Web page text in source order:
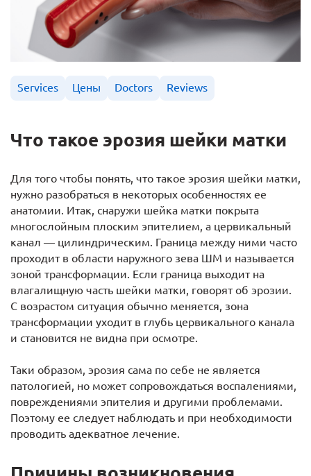
Services Цены Doctors Reviews
Что такое эрозия шейки матки
Для того чтобы понять, что такое эрозия шейки матки,
нужно разобраться в некоторых особенностях ее
анатомии. Итак, снаружи шейка матки покрыта
многослойным плоским эпителием, а цервикальный
канал — цилиндрическим. Граница между ними часто
проходит в области наружного зева ШМ и называется
зоной трансформации. Если граница выходит на
влагалищную часть шейки матки, говорят об эрозии.
С возрастом ситуация обычно меняется, зона
трансформации уходит в глубь цервикального канала
и становится не видна при осмотре.
Таки образом, эрозия сама по себе не является
патологией, но может сопровождаться воспалениями,
повреждениями эпителия и другими проблемами.
Поэтому ее следует наблюдать и при необходимости
проводить адекватное лечение.